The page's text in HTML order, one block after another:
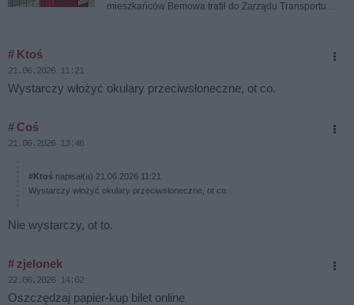
mieszkańców Bemowa trafił do Zarządu Transportu
# Ktoś
21.06.2026 11:21
Wystarczy włożyć okulary przeciwsłoneczne, ot co.
# Coś
21.06.2026 13:46
#Ktośnapisał(a) 21.06.2026 11:21
Wystarczy włożyć okulary przeciwsłoneczne, ot co.
Nie wystarczy, ot to.
# zjelonek
22.06.2026 14:02
Oszczędzaj papier-kup bilet online